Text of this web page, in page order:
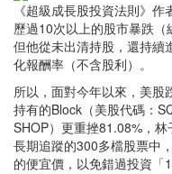
《超級成長股投資法則》
歷過10次以上的股市暴跌（
但他從未出清持股，還持續
化報酬率（不含股利）。
所以，面對今年以來，美股
持有的Block（美股代碼：
SHOP）更重挫81.08%，
長期追蹤的300多檔股票中
的便宜價，以免錯過投資「